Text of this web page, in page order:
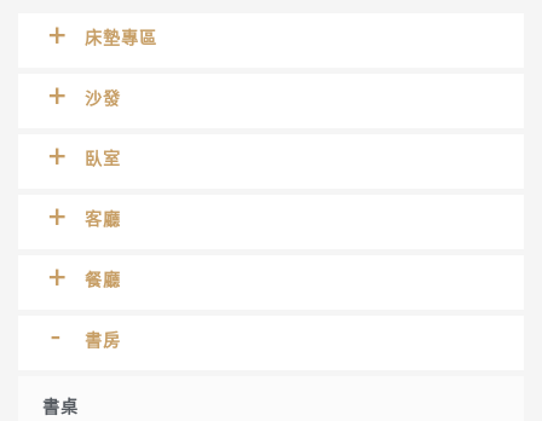
床墊專區
沙發
臥室
客廳
餐廳
書房
書桌